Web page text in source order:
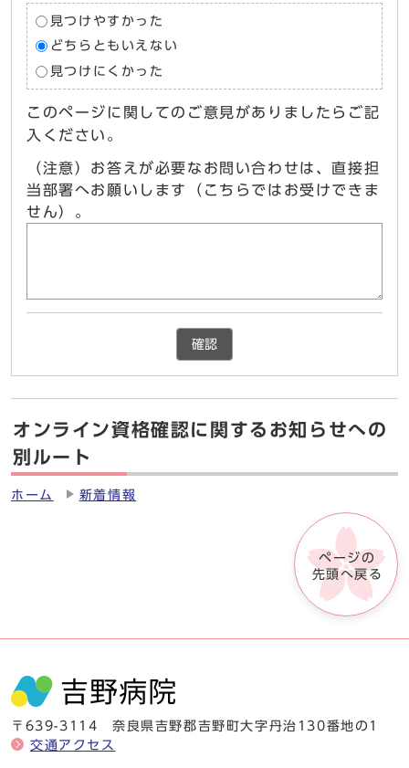
見つけやすかった
どちらともいえない
見つけにくかった
このページに関してのご意見がありましたらご記
入ください。
（注意）お答えが必要なお問い合わせは、直接担
当部署へお願いします（こちらではお受けできま
せん）。
確認
オンライン資格確認に関するお知らせへの
別ルート
ホーム 新着情報
ページの
先頭へ戻る
〒639-3114 奈良県吉野郡吉野町大字丹治130番地の1
交通アクセス